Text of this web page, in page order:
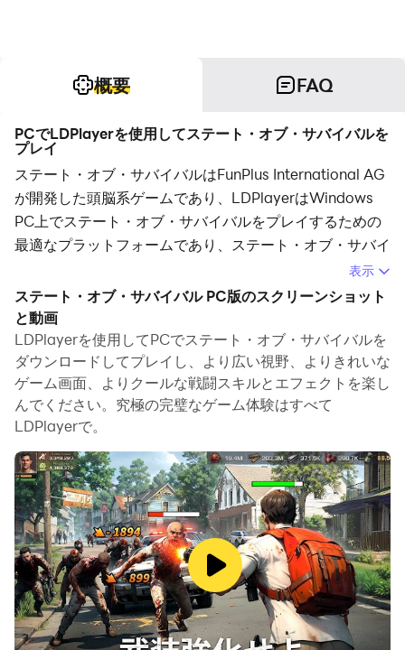
概要 FAQ
PCでLDPlayerを使用してステート・オブ・サバイバルを
プレイ
ステート・オブ・サバイバルはFunPlus International AG
が開発した頭脳系ゲームであり、LDPlayerはWindows
PC上でステート・オブ・サバイバルをプレイするための
最適なプラットフォームであり、ステート・オブ・サバイ
PCでステート・オブ・サバイバルをプレイする際、長時
間のゲームを楽しむことができます。スクリプト録画を使
用して、繰り返しのアクションやタスクを自動的に記録す
ることができます。これにより、レベルアップをより速く
行うことができ、またゲーム素材の収集も効率的に行うこ
とができます。
また、一撃キーを使いたい場合やゲームが繰り返しのスキ
ル移動を求める場合には、マクロ機能が非常に便利です。
一撃式の操作実行により、簡単に多くの敵を倒すことがで
きます！
複数のアカウントを育成したい場合には、マルチインスタ
ンスと同期も役立ちます。メインアカウントでプレイしな
がら、代替アカウントを成長させたりレベルを上げたりす
ることができます。今すぐPCでステート・オブ・サバイ
表示
ステート・オブ・サバイバル PC版のスクリーンショット
と動画
LDPlayerを使用してPCでステート・オブ・サバイバルを
ダウンロードしてプレイし、より広い視野、よりきれいな
ゲーム画面、よりクールな戦闘スキルとエフェクトを楽し
んでください。究極の完璧なゲーム体験はすべて
LDPlayerで。